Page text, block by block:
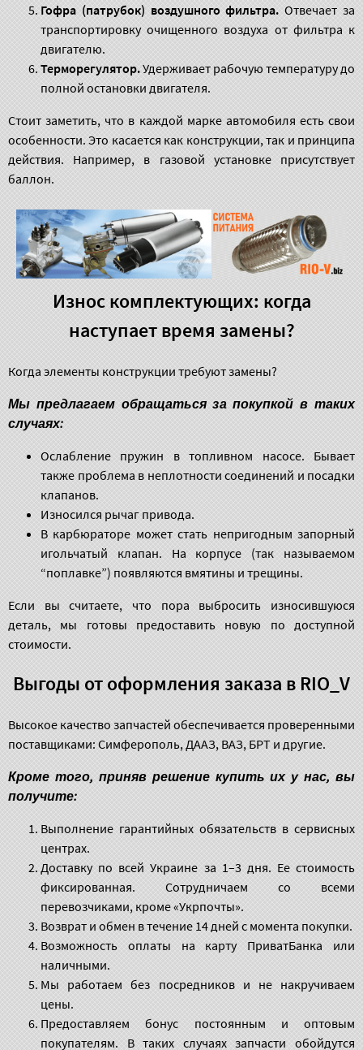
Гофра (патрубок) воздушного фильтра. Отвечает за
транспортировку очищенного воздуха от фильтра к
двигателю.
Терморегулятор.Удерживает рабочую температуру до
полной остановки двигателя.
Стоит заметить, что в каждой марке автомобиля есть свои
особенности. Это касается как конструкции, так и принципа
действия. Например, в газовой установке присутствует
баллон.
Износ комплектующих: когда
наступает время замены?
Когда элементы конструкции требуют замены?
Мы предлагаем обращаться за покупкой в таких
случаях:
Ослабление пружин в топливном насосе. Бывает
также проблема в неплотности соединений и посадки
клапанов.
Износился рычаг привода.
В карбюраторе может стать непригодным запорный
игольчатый клапан. На корпусе (так называемом
“поплавке”) появляются вмятины и трещины.
Если вы считаете, что пора выбросить износившуюся
деталь, мы готовы предоставить новую по доступной
стоимости.
Выгоды от оформления заказа в RIO_V
Высокое качество запчастей обеспечивается проверенными
поставщиками: Симферополь, ДААЗ, ВАЗ, БРТ и другие.
Кроме того, приняв решение купить их у нас, вы
получите:
Выполнение гарантийных обязательств в сервисных
центрах.
Доставку по всей Украине за 1–3 дня. Ее стоимость
фиксированная. Сотрудничаем со всеми
перевозчиками, кроме «Укрпочты».
Возврат и обмен в течение 14 дней с момента покупки.
Возможность оплаты на карту ПриватБанка или
наличными.
Мы работаем без посредников и не накручиваем
цены.
Предоставляем бонус постоянным и оптовым
покупателям. В таких случаях запчасти обойдутся